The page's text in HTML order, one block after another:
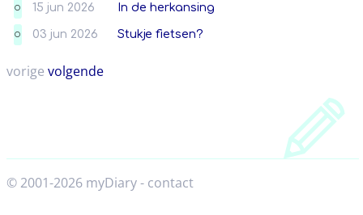
O 15 jun 2026 In de herkansing
O 03 jun 2026 Stukje fietsen?
vorige volgende
© 2001-2026 myDiary- contact